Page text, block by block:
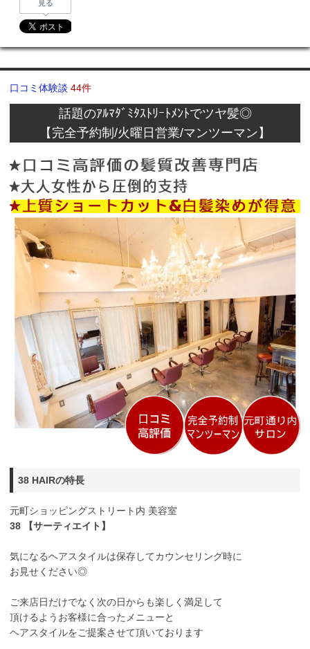
見る
口コミ体験談 44件
話題のｱﾙﾏﾀﾞﾐﾀｽﾄﾘｰﾄﾒﾝﾄでツヤ髪◎
【完全予約制/火曜日営業/マンツーマン】
38 HAIRの特長
元町ショッピングストリート内 美容室
38 【サーティエイト】
気になるヘアスタイルは保存してカウンセリング時に
お見せください◎
ご来店日だけでなく次の日からも楽しく満足して
頂けるようお客様に合ったメニューと
ヘアスタイルをご提案させて頂いております